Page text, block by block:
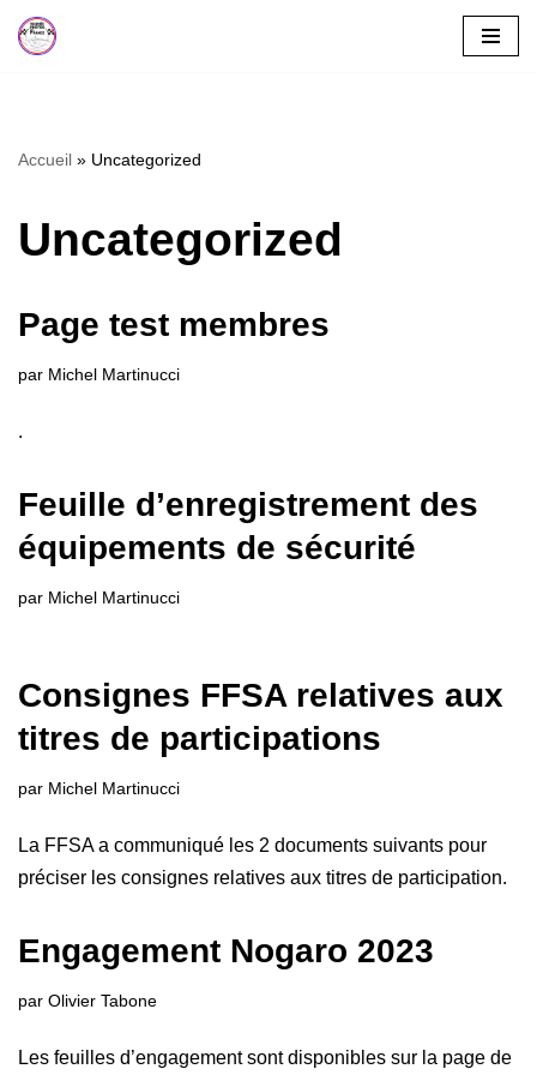
Accueil » Uncategorized
Uncategorized
Page test membres
par Michel Martinucci
.
Feuille d’enregistrement des
équipements de sécurité
par Michel Martinucci
Consignes FFSA relatives aux
titres de participations
par Michel Martinucci
La FFSA a communiqué les 2 documents suivants pour
préciser les consignes relatives aux titres de participation.
Engagement Nogaro 2023
par Olivier Tabone
Les feuilles d’engagement sont disponibles sur la page de